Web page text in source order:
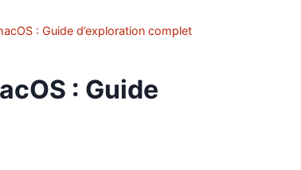
: Guide d’exploration complet
: Guide